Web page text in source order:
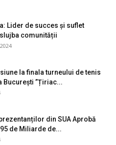
Lider de succes și suflet
comunității
la finala turneului de tenis
București ”Țiriac...
din SUA Aprobă
de Miliarde de...